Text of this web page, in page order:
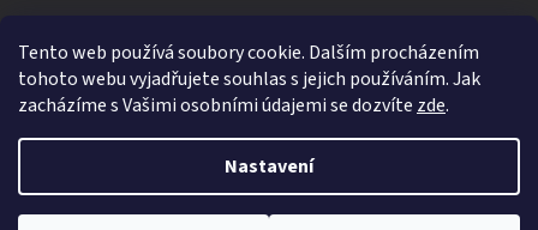
Tento web používá soubory cookie. Dalším procházením
tohoto webu vyjadřujete souhlas s jejich používáním. Jak
zacházíme s Vašimi osobními údajemi se dozvíte zde.
Nastavení
Vytvořil Shoptet
iDRINKS.cz. Všechna práva vyhrazena.